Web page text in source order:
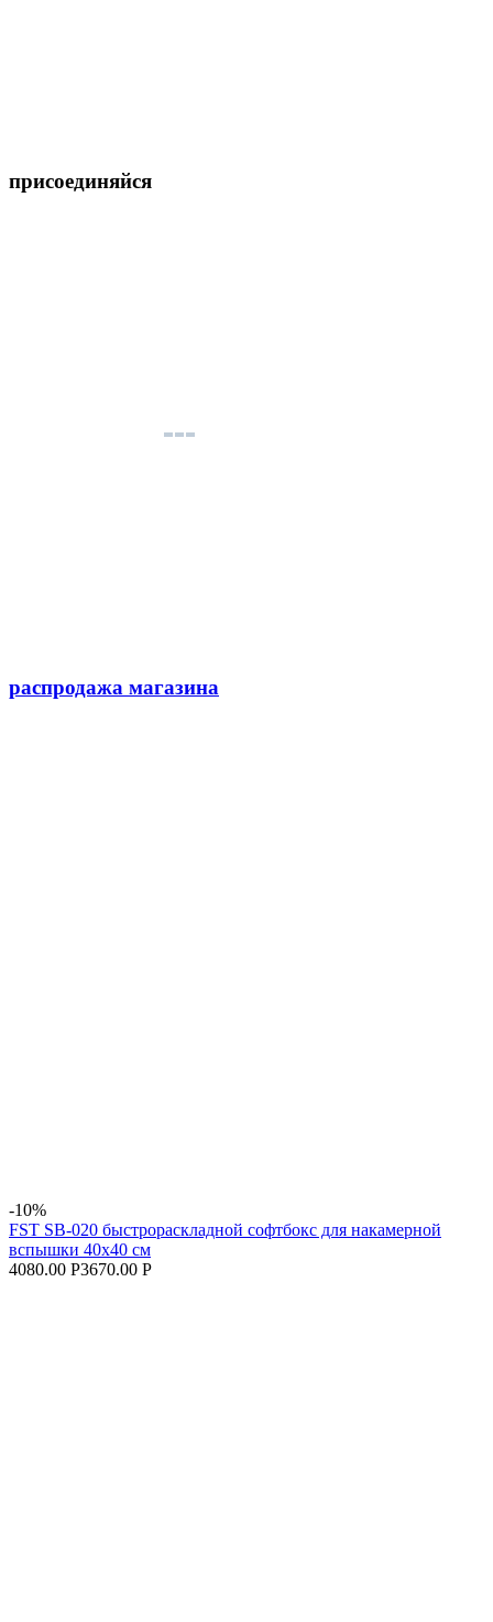
присоединяйся
распродажа магазина
-10%
FST SB-020 быстрораскладной софтбокс для накамерной
вспышки 40х40 см
4080.00 Р3670.00 Р